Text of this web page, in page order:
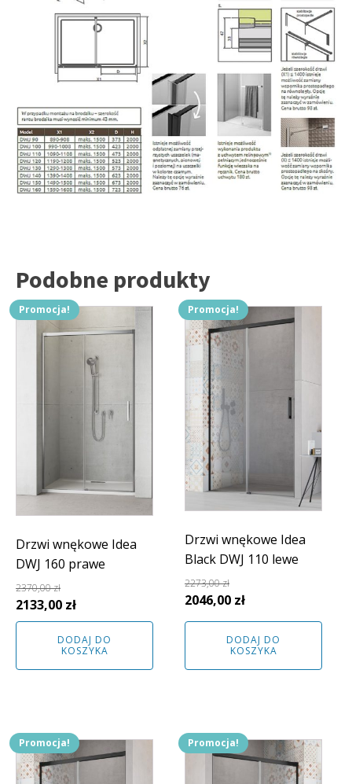
Podobne produkty
Promocja!
Drzwi wnękowe Idea
DWJ 160 prawe
2370,00zł
Pierwotna
cena
wynosiła:
2370,00 zł.
2133,00 złAktualna
cena
wynosi:
DODAJ DO
KOSZYKA
Promocja!
Drzwi wnękowe Idea
Black DWJ 110 lewe
2273,00zł
Pierwotna
cena
wynosiła:
2273,00 zł.
2046,00 złAktualna
cena
wynosi:
2046,00 zł.
DODAJ DO
KOSZYKA
Promocja! Promocja!